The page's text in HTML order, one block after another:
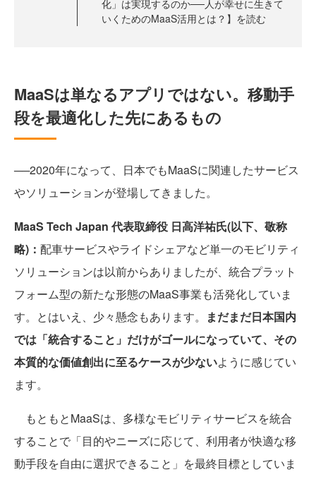
化」は実現するのか──人が幸せに生きて
いくためのMaaS活用とは？】を読む
MaaSは単なるアプリではない。移動手
段を最適化した先にあるもの
──2020年になって、日本でもMaaSに関連したサービス
やソリューションが登場してきました。
MaaS Tech Japan 代表取締役 日高洋祐氏(以下、敬称
略)： 配車サービスやライドシェアなど単一のモビリティ
ソリューションは以前からありましたが、統合プラット
フォーム型の新たな形態のMaaS事業も活発化していま
す。とはいえ、少々懸念もあります。
まだまだ日本国内
では「統合すること」だけがゴールになっていて、その
本質的な価値創出に至るケースが少ないように感じてい
ます。
もともとMaaSは、多様なモビリティサービスを統合
することで「目的やニーズに応じて、利用者が快適な移
動手段を自由に選択できること」を最終目標としていま